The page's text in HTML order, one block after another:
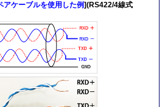
ケーブルを使用した例](RS422/4線式